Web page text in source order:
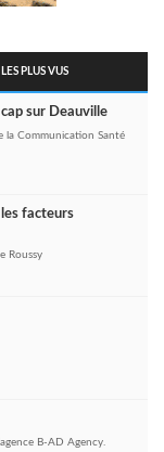
LES PLUS VUS
sur Deauville
la Communication Santé
facteurs
Roussy
B-AD Agency.